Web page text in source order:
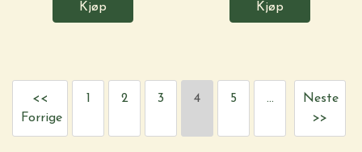
Kjøp Kjøp
<<
Forrige
1 2 3 4 5 ...
Neste
>>